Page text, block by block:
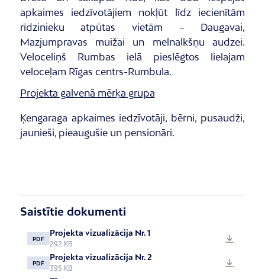
apkaimes iedzīvotājiem nokļūt līdz iecienītām
rīdzinieku atpūtas vietām – Daugavai,
Mazjumpravas muižai un melnalkšņu audzei.
Veloceliņš Rumbas ielā pieslēgtos lielajam
veloceļam Rīgas centrs-Rumbula.
Projekta galvenā mērķa grupa
Ķengaraga apkaimes iedzīvotāji, bērni, pusaudži,
jaunieši, pieaugušie un pensionāri.
Saistītie dokumenti
PDF
Projekta vizualizācija Nr. 1
292 KB
PDF
Projekta vizualizācija Nr. 2
395 KB